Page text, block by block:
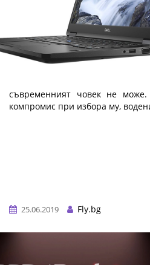
5 причини да изберете
Веднага след мобилния
място в класацията на
съвременният човек не
компромис при избора му,
25.06.2019
Fly.bg